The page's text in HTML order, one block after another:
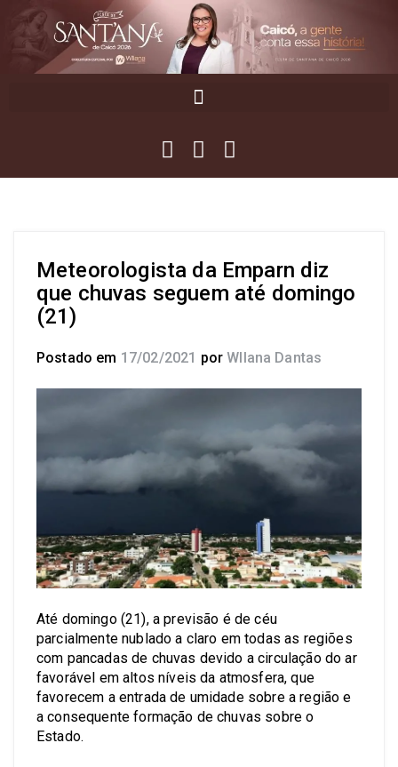
Meteorologista da Emparn diz
que chuvas seguem até domingo
(21)
Postado em 17/02/2021 por Wllana Dantas
Até domingo (21), a previsão é de céu
parcialmente nublado a claro em todas as regiões
com pancadas de chuvas devido a circulação do ar
favorável em altos níveis da atmosfera, que
favorecem a entrada de umidade sobre a região e
a consequente formação de chuvas sobre o
Estado.